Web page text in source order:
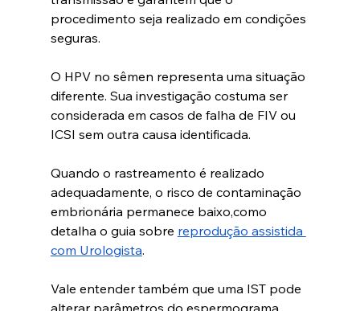
procedimento seja realizado em condições
seguras.
O HPV no sêmen representa uma situação
diferente. Sua investigação costuma ser
considerada em casos de falha de FIV ou
ICSI sem outra causa identificada.
Quando o rastreamento é realizado
adequadamente, o risco de contaminação
embrionária permanece baixo,como
detalha o guia sobre reprodução assistida
com Urologista.
Vale entender também que uma IST pode
alterar parâmetros do espermograma